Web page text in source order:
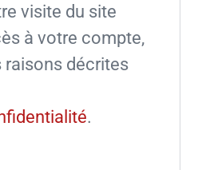
visite du site
à votre compte,
raisons décrites
.